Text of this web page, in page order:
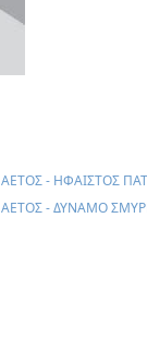
ΑΕΤΟΣ - ΗΦΑΙΣΤΟΣ
ΑΕΤΟΣ - ΔΥΝΑΜΟ